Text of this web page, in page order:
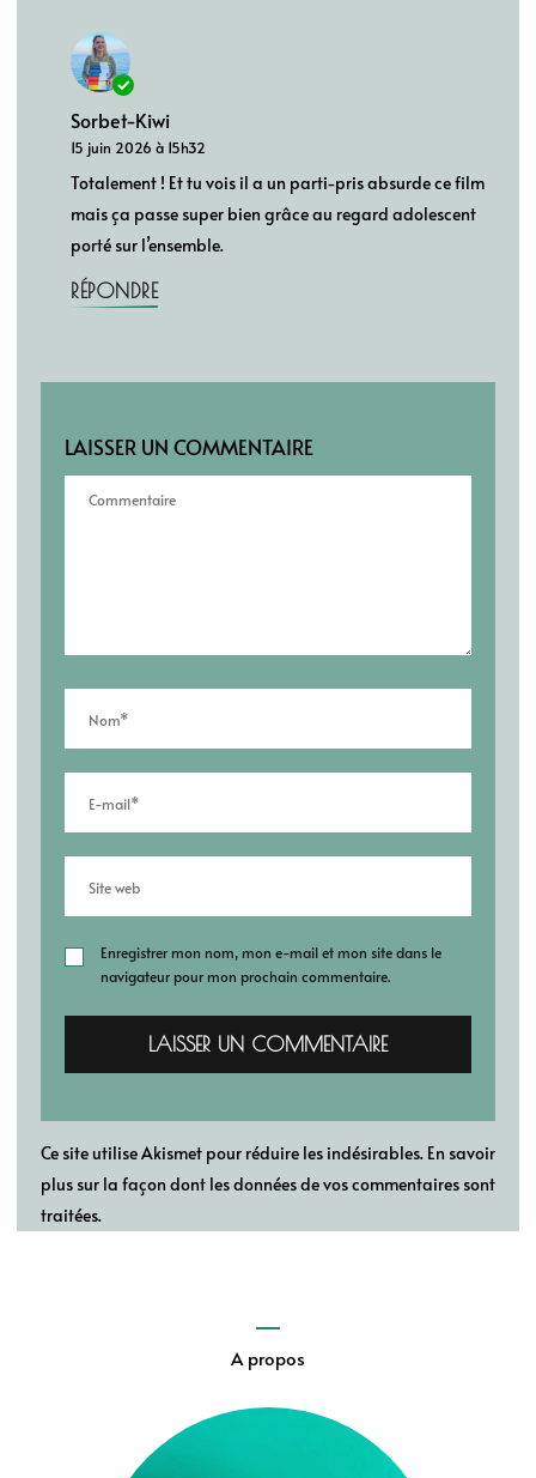
Sorbet-Kiwi
15 juin 2026 à 15h32
Totalement ! Et tu vois il a un parti-pris absurde ce film
mais ça passe super bien grâce au regard adolescent
porté sur l’ensemble.
RÉPONDRE
LAISSER UN COMMENTAIRE
Enregistrer mon nom, mon e-mail et mon site dans le
navigateur pour mon prochain commentaire.
Ce site utilise Akismet pour réduire les indésirables. En savoir
plus sur la façon dont les données de vos commentaires sont
traitées.
A propos